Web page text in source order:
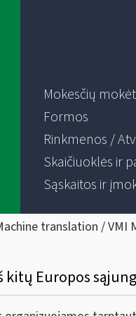
Mokesčių
Formos
Rinkmenos /
Skaičiuoklės ir
Sąskaitos ir
translation /